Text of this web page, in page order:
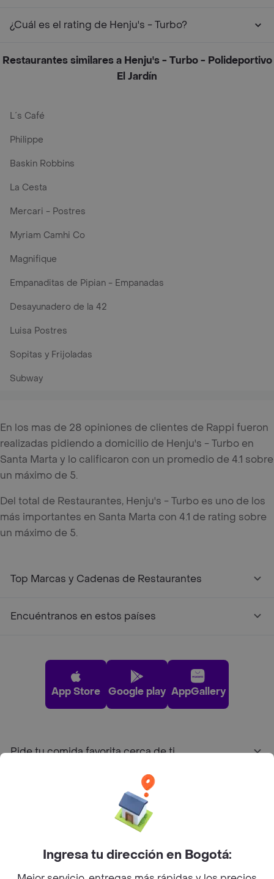
¿Cuál es el rating de Henju's - Turbo?
Restaurantes similares a Henju's - Turbo - Polideportivo
El Jardín
L´s Café
Philippe
Baskin Robbins
La Cesta
Mercari - Postres
Myriam Camhi Co
Magnifique
Empanaditas de Pipian - Empanadas
Desayunadero de la 42
Luisa Postres
Sopitas y Frijoladas
Subway
En los mas de 28 opiniones de clientes de Rappi fueron
realizadas pidiendo a domicilio de Henju's - Turbo en
Santa Marta y lo calificaron con un promedio de 4.1 sobre
un máximo de 5.
Del total de Restaurantes, Henju's - Turbo es uno de los
más importantes en Santa Marta con 4.1 de rating sobre
un máximo de 5.
Top Marcas y Cadenas de Restaurantes
Encuéntranos en estos países
App Store Google play AppGallery
Pide tu comida favorita cerca de ti
Sobre Rappi
Ingresa tu dirección en Bogotá: